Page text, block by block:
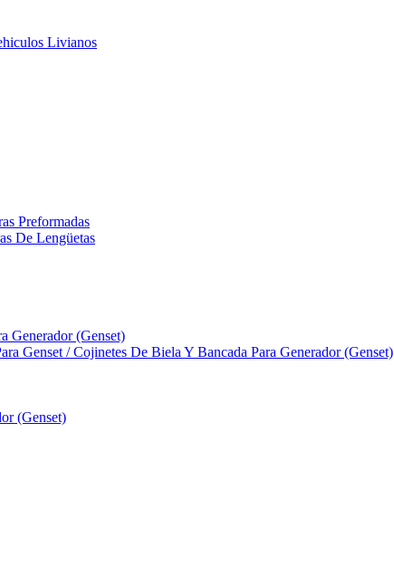
Livianos
Preformadas
De Lengüetas
Generador (Genset)
Genset / Cojinetes De Biela Y Bancada Para Generador (Genset)
(Genset)